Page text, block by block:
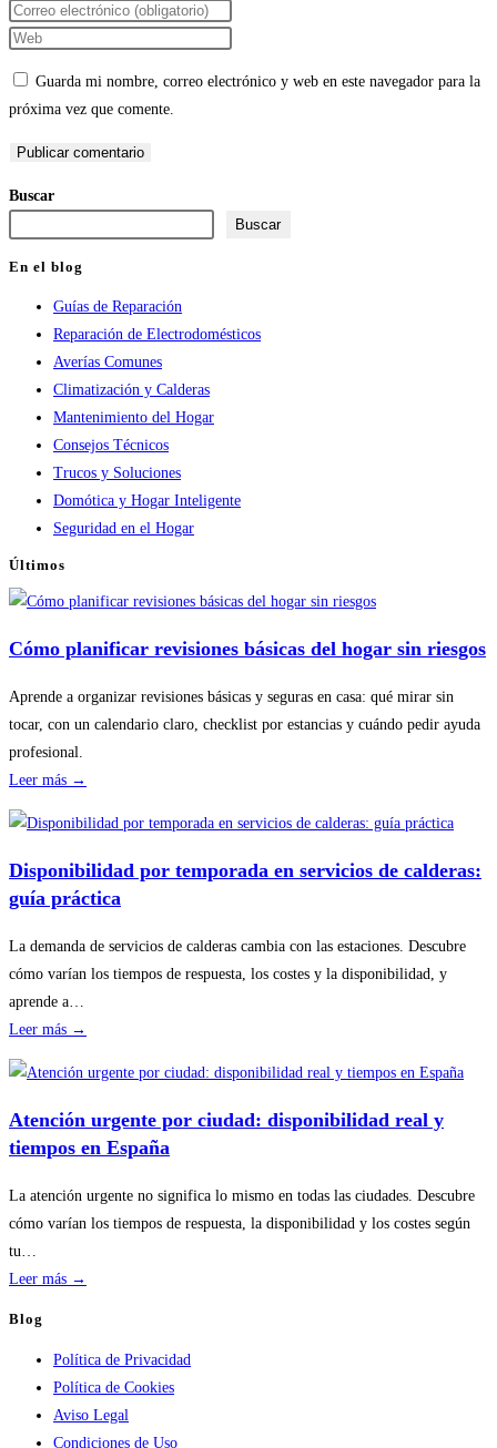
tu
nombre
de
usuario
comentar
Introduce
tu
correo
electrónico
comentar
Introduce
de
tu
(opcional)
Guarda mi nombre, correo electrónico y web en este navegador para la
próxima vez que comente.
Buscar
Buscar
En el blog
Guías de Reparación
Reparación de Electrodomésticos
Averías Comunes
Climatización y Calderas
Mantenimiento del Hogar
Consejos Técnicos
Trucos y Soluciones
Domótica y Hogar Inteligente
Seguridad en el Hogar
Últimos
Cómo planificar revisiones básicas del hogar sin riesgos
Aprende a organizar revisiones básicas y seguras en casa: qué mirar sin
tocar, con un calendario claro, checklist por estancias y cuándo pedir ayuda
profesional.
Leer más →
planificar
revisiones
básicas
hogar
sin
Disponibilidad por temporada en servicios de calderas:
guía práctica
La demanda de servicios de calderas cambia con las estaciones. Descubre
cómo varían los tiempos de respuesta, los costes y la disponibilidad, y
aprende a…
Leer más →
por
temporada
de
calderas:
Atención urgente por ciudad: disponibilidad real y
tiempos en España
La atención urgente no significa lo mismo en todas las ciudades. Descubre
cómo varían los tiempos de respuesta, la disponibilidad y los costes según
tu…
Leer más →
por
ciudad:
disponibilidad
real
Blog
Política de Privacidad
Política de Cookies
Aviso Legal
Condiciones de Uso